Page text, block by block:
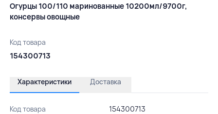
Огурцы 100/110 маринованные 10200мл/9700г,
консервы овощные
Код товара
154300713
Характеристики Доставка
Код товара 154300713